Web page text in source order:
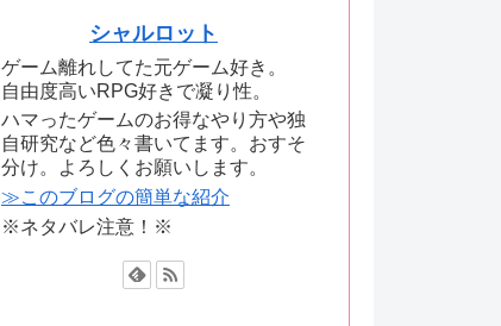
シャルロット
ゲーム離れしてた元ゲーム好き。
自由度高いRPG好きで凝り性。
ハマったゲームのお得なやり方や独
自研究など色々書いてます。おすそ
分け。よろしくお願いします。
≫このブログの簡単な紹介
※ネタバレ注意！※